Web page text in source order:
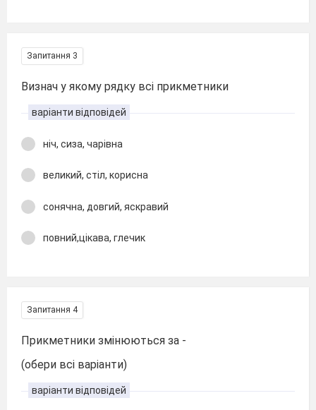
Запитання 3
Визнач у якому рядку всі прикметники
варіанти відповідей
ніч, сиза, чарівна
великий, стіл, корисна
сонячна, довгий, яскравий
повний,цікава, глечик
Запитання 4
Прикметники змінюються за -
(обери всі варіанти)
варіанти відповідей